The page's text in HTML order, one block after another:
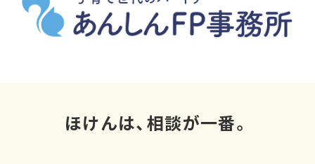
ほけんは、相談が一番。